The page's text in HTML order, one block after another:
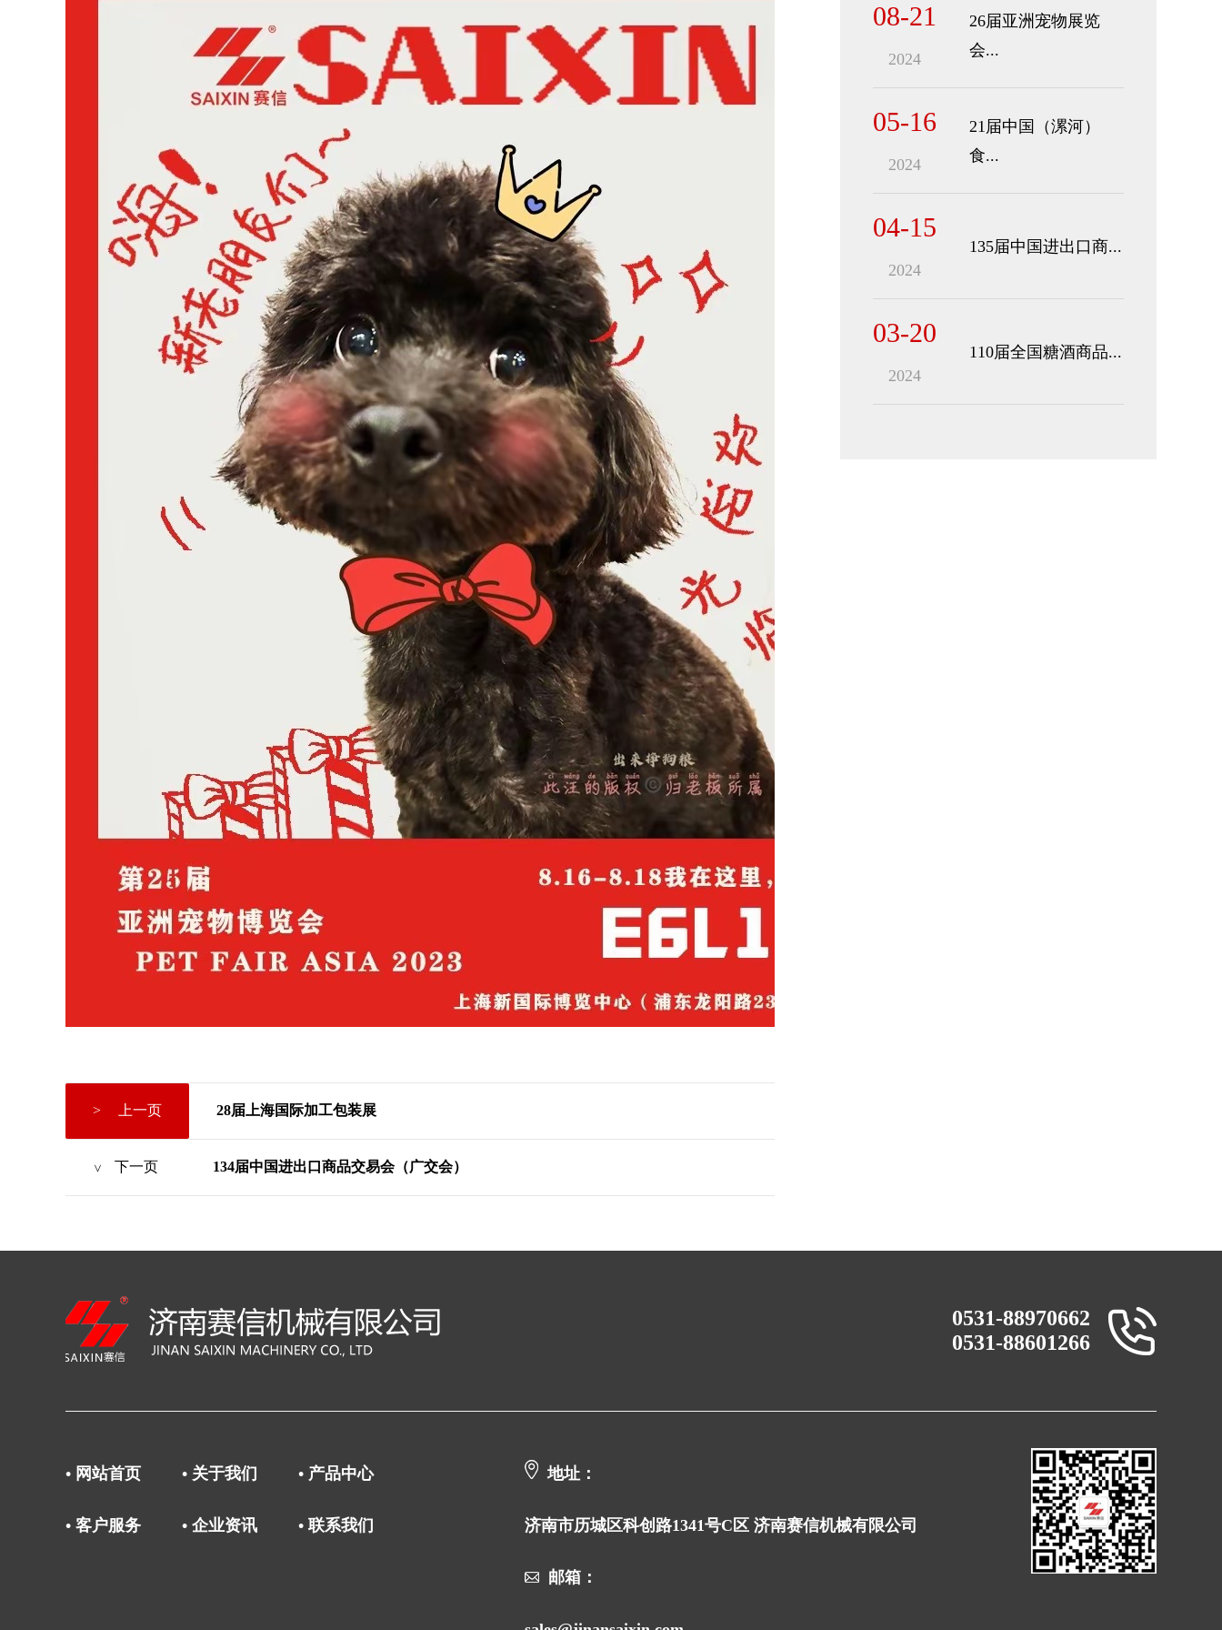
> 上一页 28届上海国际加工包装展
> 下一页 134届中国进出口商品交易会（广交会）
08-21
2024
26届亚洲宠物展览
会...
05-16
2024
21届中国（漯河）
食...
04-15
2024
135届中国进出口商...
03-20
2024
110届全国糖酒商品...
0531-88970662
0531-88601266
• 网站首页 • 关于我们 • 产品中心
• 客户服务 • 企业资讯 • 联系我们
地址：
济南市历城区科创路1341号C区 济南赛信机械有限公司
邮箱：